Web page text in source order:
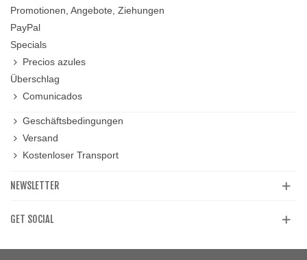
Promotionen, Angebote, Ziehungen
PayPal
Specials
Precios azules
Überschlag
Comunicados
Geschäftsbedingungen
Versand
Kostenloser Transport
NEWSLETTER
GET SOCIAL